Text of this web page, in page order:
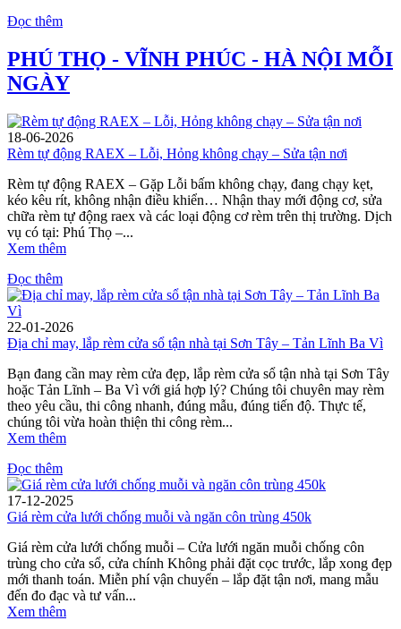
Đọc thêm
PHÚ THỌ - VĨNH PHÚC - HÀ NỘI MỖI
NGÀY
18-06-2026
Rèm tự động RAEX – Lỗi, Hỏng không chạy – Sửa tận nơi
Rèm tự động RAEX – Gặp Lỗi bấm không chạy, đang chạy kẹt,
kéo kêu rít, không nhận điều khiển… Nhận thay mới động cơ, sửa
chữa rèm tự động raex và các loại động cơ rèm trên thị trường. Dịch
vụ có tại: Phú Thọ –...
Xem thêm
Đọc thêm
22-01-2026
Địa chỉ may, lắp rèm cửa sổ tận nhà tại Sơn Tây – Tản Lĩnh Ba Vì
Bạn đang cần may rèm cửa đẹp, lắp rèm cửa sổ tận nhà tại Sơn Tây
hoặc Tản Lĩnh – Ba Vì với giá hợp lý? Chúng tôi chuyên may rèm
theo yêu cầu, thi công nhanh, đúng mẫu, đúng tiến độ. Thực tế,
chúng tôi vừa hoàn thiện thi công rèm...
Xem thêm
Đọc thêm
17-12-2025
Giá rèm cửa lưới chống muỗi và ngăn côn trùng 450k
Giá rèm cửa lưới chống muỗi – Cửa lưới ngăn muỗi chống côn
trùng cho cửa sổ, cửa chính Không phải đặt cọc trước, lắp xong đẹp
mới thanh toán. Miễn phí vận chuyển – lắp đặt tận nơi, mang mẫu
đến đo đạc và tư vấn...
Xem thêm